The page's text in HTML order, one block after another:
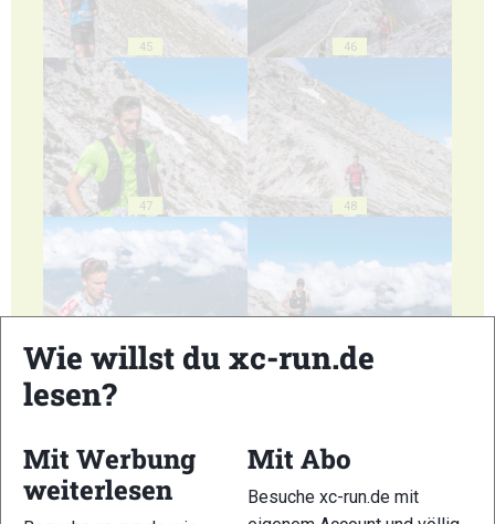
45 46
47 48
49 50
Wie willst du xc-run.de
lesen?
Mit Werbung
weiterlesen
Mit Abo
Besuche xc-run.de mit